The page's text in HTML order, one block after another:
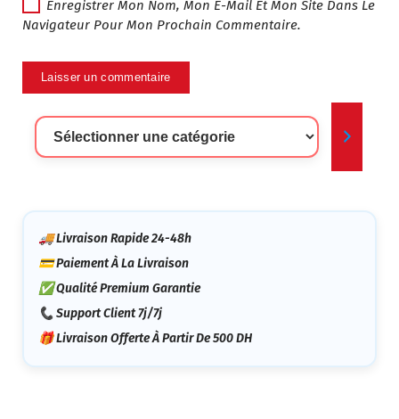
Enregistrer Mon Nom, Mon E-Mail Et Mon Site Dans Le
Navigateur Pour Mon Prochain Commentaire.
Sélectionner
🚚 Livraison Rapide 24-48h
💳 Paiement À La Livraison
✅ Qualité Premium Garantie
📞 Support Client 7j/7j
🎁 Livraison Offerte À Partir De 500 DH